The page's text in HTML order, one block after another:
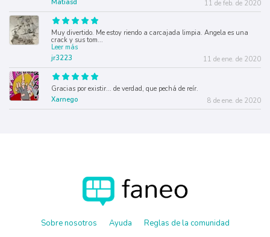
Matiasd
11 de feb. de 2020
Muy divertido. Me estoy riendo a carcajada limpia. Angela es una
crack y sus tom...
Leer más
jr3223
11 de ene. de 2020
Gracias por existir... de verdad, que pechá de reír.
Xarnego
8 de ene. de 2020
Sobre nosotros Ayuda Reglas de la comunidad